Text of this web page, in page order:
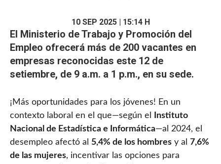
10 SEP 2025 | 15:14 H
El Ministerio de Trabajo y Promoción del
Empleo ofrecerá más de 200 vacantes en
empresas reconocidas este 12 de
setiembre, de 9 a.m. a 1 p.m., en su sede.
¡Más oportunidades para los jóvenes! En un
contexto laboral en el que—según el
Instituto
Nacional de Estadística e Informática—al 2024, el
desempleo afectó al 5,4% de los hombres y al
7,6%
de las mujeres, incentivar las opciones para